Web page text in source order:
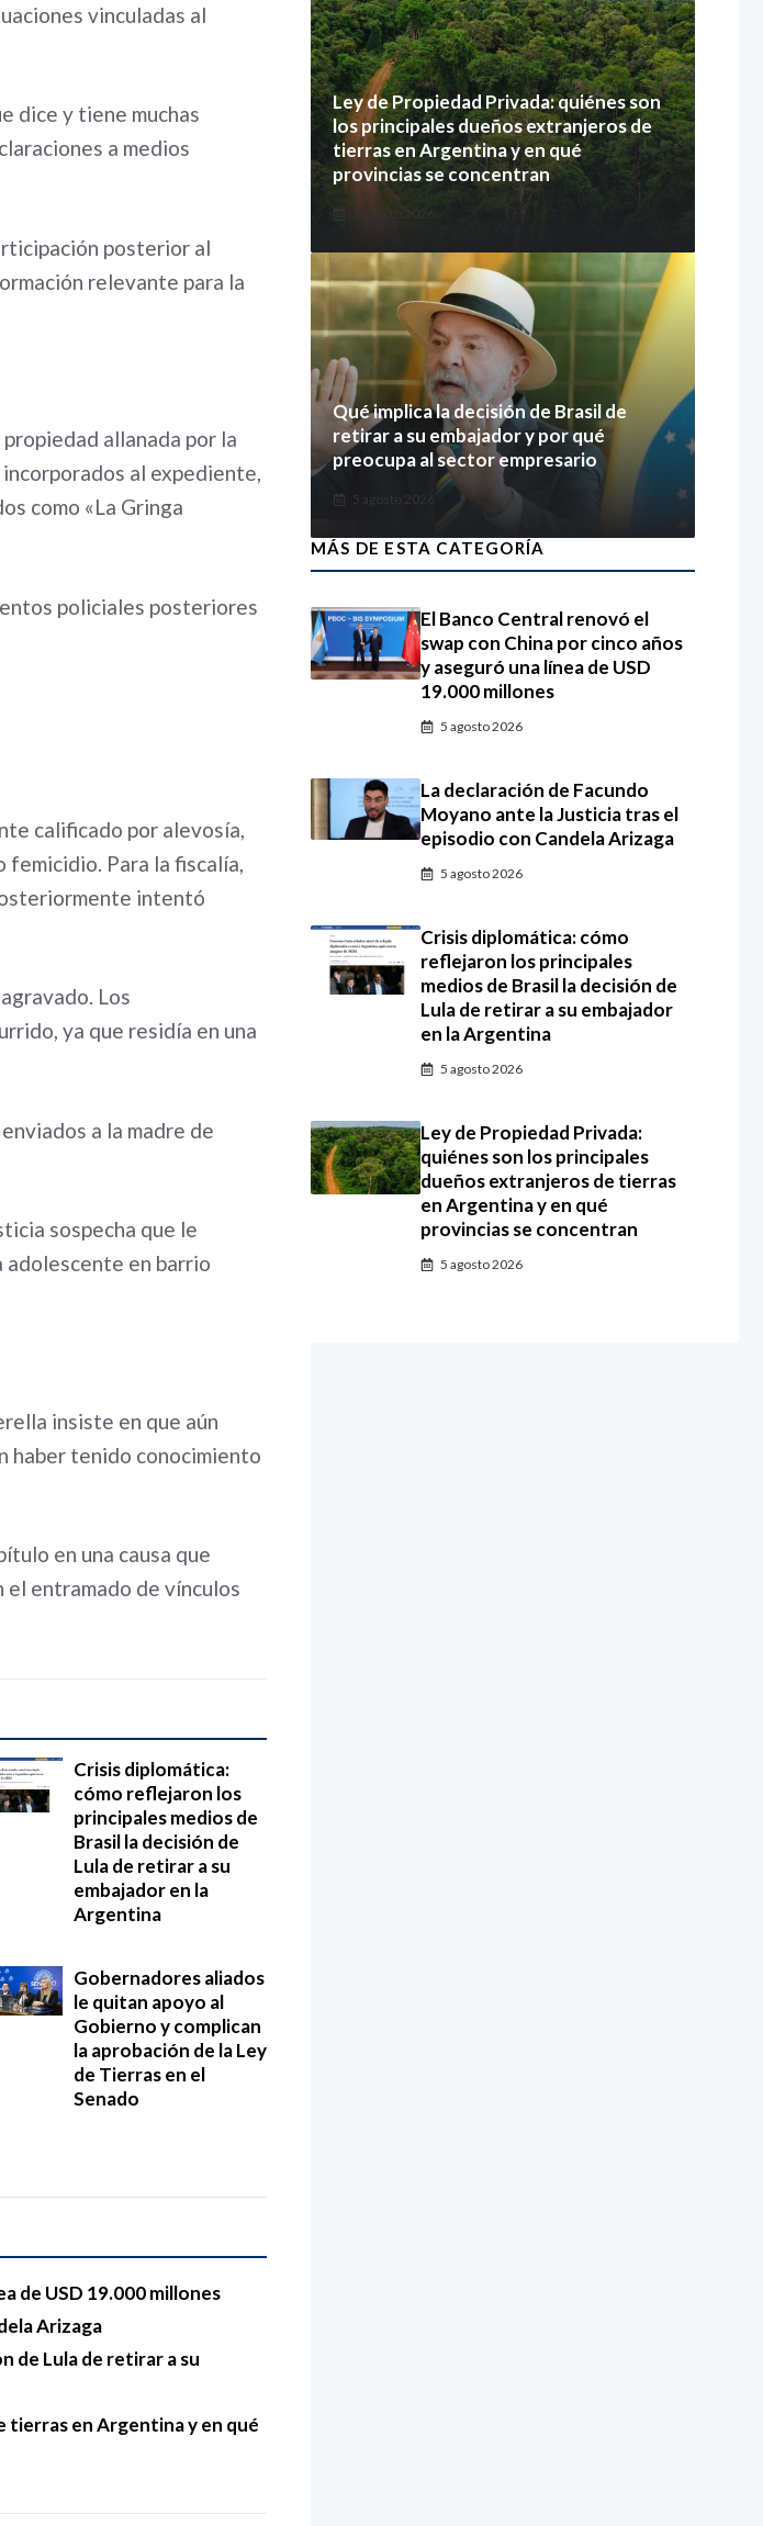
vinculadas al
dice y tiene muchas
a medios
posterior al
relevante para la
allanada por la
al expediente,
como «La Gringa
policiales posteriores
calificado por alevosía,
Para la fiscalía,
intentó
Los
ya que residía en una
a la madre de
sospecha que le
en barrio
insiste en que aún
haber tenido conocimiento
en una causa que
el entramado de vínculos
Crisis diplomática:
cómo reflejaron los
principales medios de
Brasil la decisión de
Lula de retirar a su
embajador en la
Argentina
Gobernadores aliados
le quitan apoyo al
Gobierno y complican
la aprobación de la Ley
de Tierras en el
Senado
de USD 19.000 millones
Arizaga
de Lula de retirar a su
tierras en Argentina y en qué
Ley de Propiedad Privada: quiénes son
los principales dueños extranjeros de
tierras en Argentina y en qué
provincias se concentran
Qué implica la decisión de Brasil de
retirar a su embajador y por qué
preocupa al sector empresario
5 agosto 2026
MÁS DE ESTA CATEGORÍA
El Banco Central renovó el
swap con China por cinco años
y aseguró una línea de USD
19.000 millones
5 agosto 2026
La declaración de Facundo
Moyano ante la Justicia tras el
episodio con Candela Arizaga
5 agosto 2026
Crisis diplomática: cómo
reflejaron los principales
medios de Brasil la decisión de
Lula de retirar a su embajador
en la Argentina
5 agosto 2026
Ley de Propiedad Privada:
quiénes son los principales
dueños extranjeros de tierras
en Argentina y en qué
provincias se concentran
5 agosto 2026